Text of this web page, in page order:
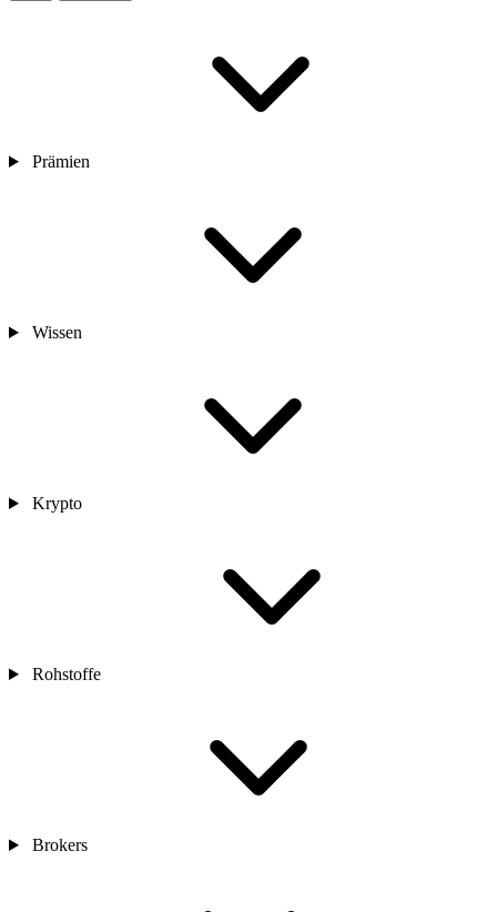
Prämien
Wissen
Krypto
Rohstoffe
Brokers